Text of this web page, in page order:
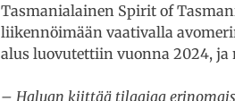
Tasmanialainen Spirit of
liikennöimään vaativalla
alus luovutettiin vuonna 2024, ja
– Haluan kiittää tilaajaa